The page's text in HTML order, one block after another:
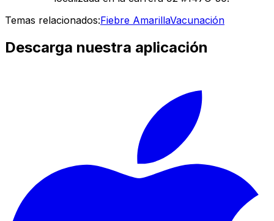
Temas relacionados:Fiebre AmarillaVacunación
Descarga nuestra aplicación